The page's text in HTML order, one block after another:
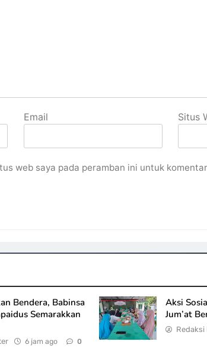
Email Situs
web saya pada peramban ini untuk
Bendera, Babinsa
Semarakkan
6 jam ago 0
Aksi
Jum’at
Redaksi